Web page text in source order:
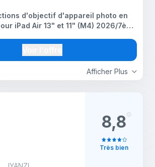
Afficher Plus
d'objectif d'appareil photo en
iPad Air 13" et 11" (M4) 2026/7ème
7/Mini 6, iPad Air 2020/2022, iPad
8,8
Très bien